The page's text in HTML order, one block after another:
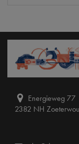
Energieweg 77
2382 NH